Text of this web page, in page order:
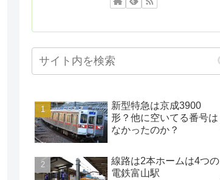
新型特急は京成3900
形？他に空いてる番号は
なかったのか？
線路は2本ホームは4つの
電鉄富山駅